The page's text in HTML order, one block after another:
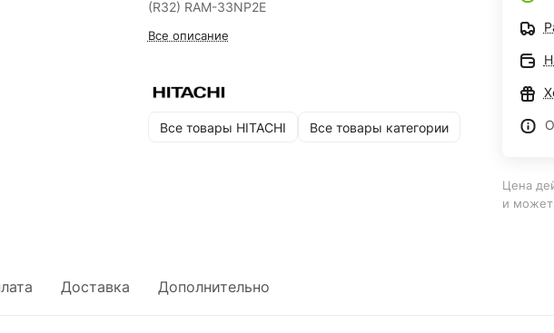
(R32) RAM-33NP2E
Все описание
Все товары HITACHI Все товары категории
Цена
и может
Доставка Дополнительно